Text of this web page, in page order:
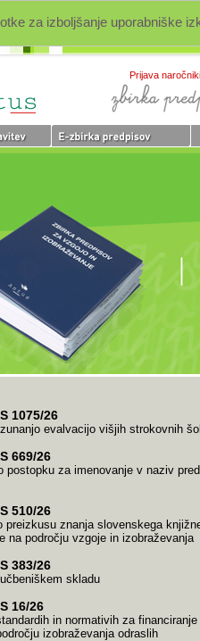
za izboljšanje uporabniške
Prijava naročniki
1075/26
evalvacijo višjih strokovnih
669/26
postopku za imenovanje v naziv
510/26
preizkusu znanja slovenskega
na področju vzgoje in izobraževanja
383/26
skladu
16/26
in normativih za
izobraževanja odraslih